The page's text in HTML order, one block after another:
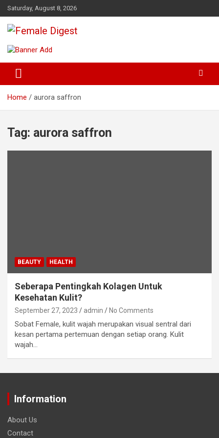
Saturday, August 8, 2026
Female Digest
Home aurora saffron
Tag: aurora saffron
BEAUTY HEALTH
Seberapa Pentingkah Kolagen Untuk
Kesehatan Kulit?
September 27, 2023 admin No Comments
Sobat Female, kulit wajah merupakan visual sentral dari
kesan pertama pertemuan dengan setiap orang. Kulit
wajah…
Information
About Us
Contact